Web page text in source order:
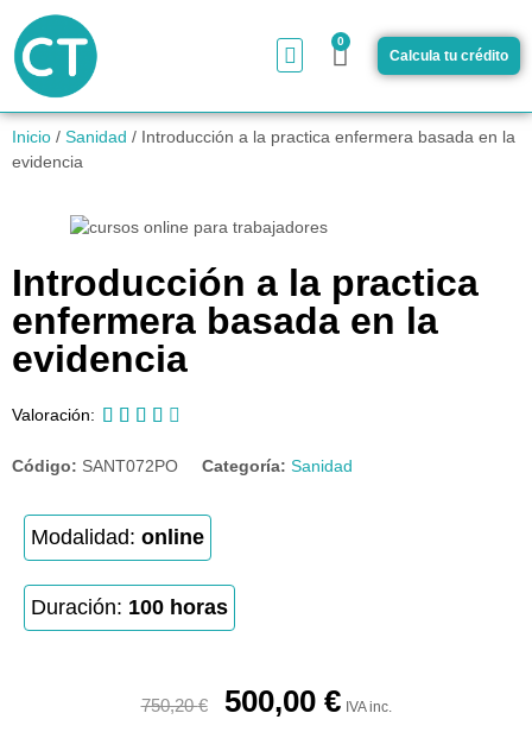
0
Calcula tu crédito
Inicio / Sanidad / Introducción a la practica enfermera basada en la
evidencia
Introducción a la practica
enfermera basada en la
evidencia
Valoración:     
Código: SANT072PO Categoría: Sanidad
Modalidad: online
Duración: 100 horas
750,20€ 500,00 € IVA inc.